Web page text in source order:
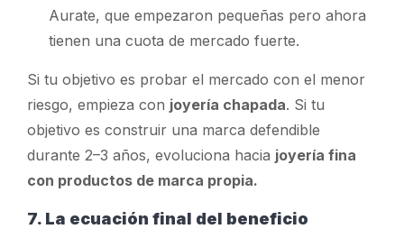
Aurate, que empezaron pequeñas pero ahora
tienen una cuota de mercado fuerte.
Si tu objetivo es probar el mercado con el menor
riesgo, empieza con joyería chapada. Si tu
objetivo es construir una marca defendible
durante 2–3 años, evoluciona hacia joyería fina
con productos de marca propia.
7. La ecuación final del beneficio